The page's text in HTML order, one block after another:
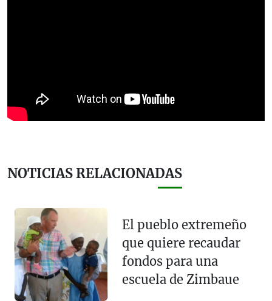
NOTICIAS RELACIONADAS
El pueblo extremeño
que quiere recaudar
fondos para una
escuela de Zimbaue